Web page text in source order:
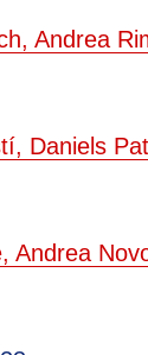
Andrea
Daniels
Andrea